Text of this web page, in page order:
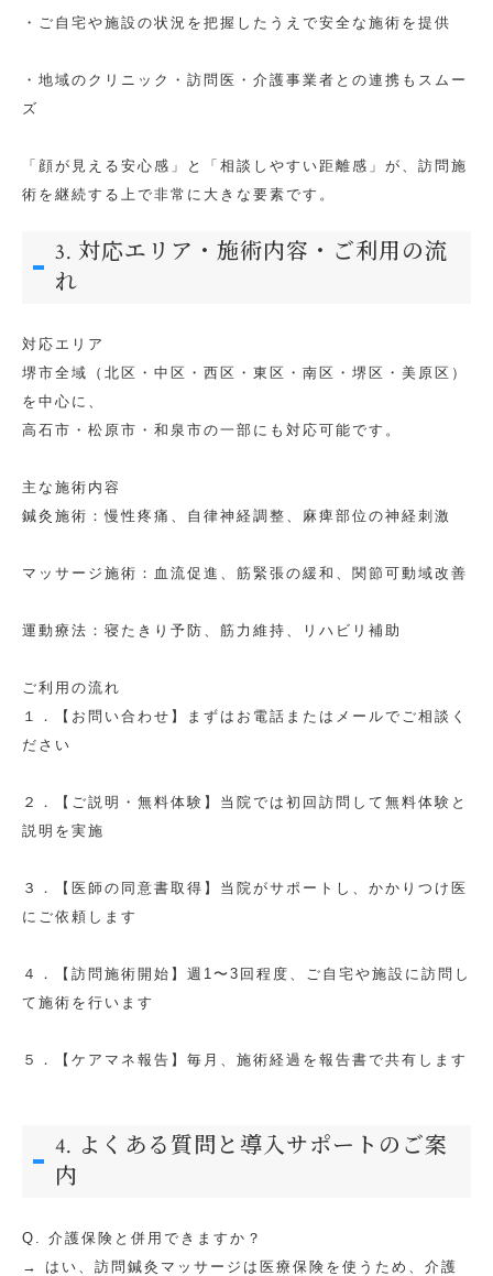
・ご自宅や施設の状況を把握したうえで安全な施術を提供
・地域のクリニック・訪問医・介護事業者との連携もスムー
ズ
「顔が見える安心感」と「相談しやすい距離感」が、訪問施
術を継続する上で非常に大きな要素です。
3. 対応エリア・施術内容・ご利用の流
れ
対応エリア
堺市全域（北区・中区・西区・東区・南区・堺区・美原区）
を中心に、
高石市・松原市・和泉市の一部にも対応可能です。
主な施術内容
鍼灸施術：慢性疼痛、自律神経調整、麻痺部位の神経刺激
マッサージ施術：血流促進、筋緊張の緩和、関節可動域改善
運動療法：寝たきり予防、筋力維持、リハビリ補助
ご利用の流れ
１．【お問い合わせ】まずはお電話またはメールでご相談く
ださい
２．【ご説明・無料体験】当院では初回訪問して無料体験と
説明を実施
３．【医師の同意書取得】当院がサポートし、かかりつけ医
にご依頼します
４．【訪問施術開始】週1〜3回程度、ご自宅や施設に訪問し
て施術を行います
５．【ケアマネ報告】毎月、施術経過を報告書で共有します
4. よくある質問と導入サポートのご案
内
Q. 介護保険と併用できますか？
→ はい、訪問鍼灸マッサージは医療保険を使うため、介護